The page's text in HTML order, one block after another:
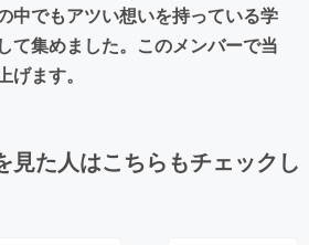
中でもアツい想いを持っている学
て集めました。このメンバーで当
げます。
見た人はこちらもチェックし